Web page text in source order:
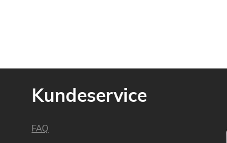
Kundeservice
FAQ